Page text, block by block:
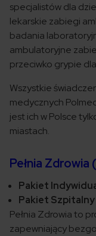
specjalistów dla
lekarskie zabiegi
badania
ambulatoryjne
przeciwko grypie
Wszystkie
medycznych
jest ich w Polsce
miastach.
Pełnia
Pakiet
Pakiet Szpitalny
Pełnia Zdrowia to
zapewniający